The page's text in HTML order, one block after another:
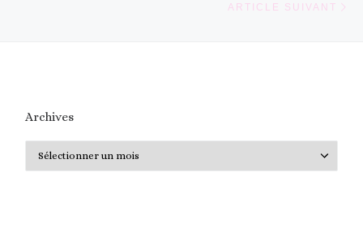
ARTICLE SUIVANT
Archives